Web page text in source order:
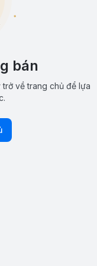
bán
trở về trang chủ để lựa